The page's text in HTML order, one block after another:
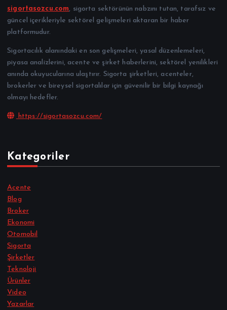
sigortasozcu.com, sigorta sektörünün nabzını tutan, tarafsız ve
güncel içerikleriyle sektörel gelişmeleri aktaran bir haber
platformudur.
Sigortacılık alanındaki en son gelişmeleri, yasal düzenlemeleri,
piyasa analizlerini, acente ve şirket haberlerini, sektörel yenilikleri
anında okuyucularına ulaştırır. Sigorta şirketleri, acenteler,
brokerler ve bireysel sigortalılar için güvenilir bir bilgi kaynağı
olmayı hedefler.
https://sigortasozcu.com/
Kategoriler
Acente
Blog
Broker
Ekonomi
Otomobil
Sigorta
Şirketler
Teknoloji
Ürünler
Video
Yazarlar